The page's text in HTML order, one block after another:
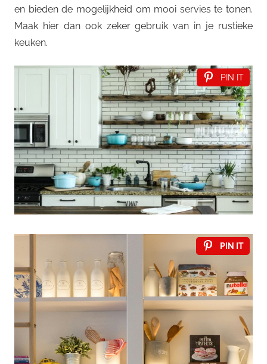
en bieden de mogelijkheid om mooi servies te tonen.
Maak hier dan ook zeker gebruik van in je rustieke
keuken.
PIN IT
PIN IT